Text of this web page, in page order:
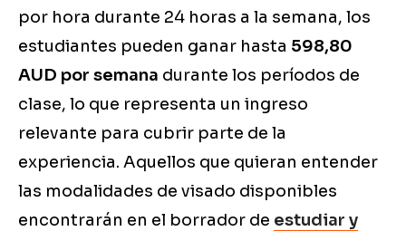
por hora durante 24 horas a la semana, los
estudiantes pueden ganar hasta 598,80
AUD por semana durante los períodos de
clase, lo que representa un ingreso
relevante para cubrir parte de la
experiencia. Aquellos que quieran entender
las modalidades de visado disponibles
encontrarán en el borrador de estudiar y